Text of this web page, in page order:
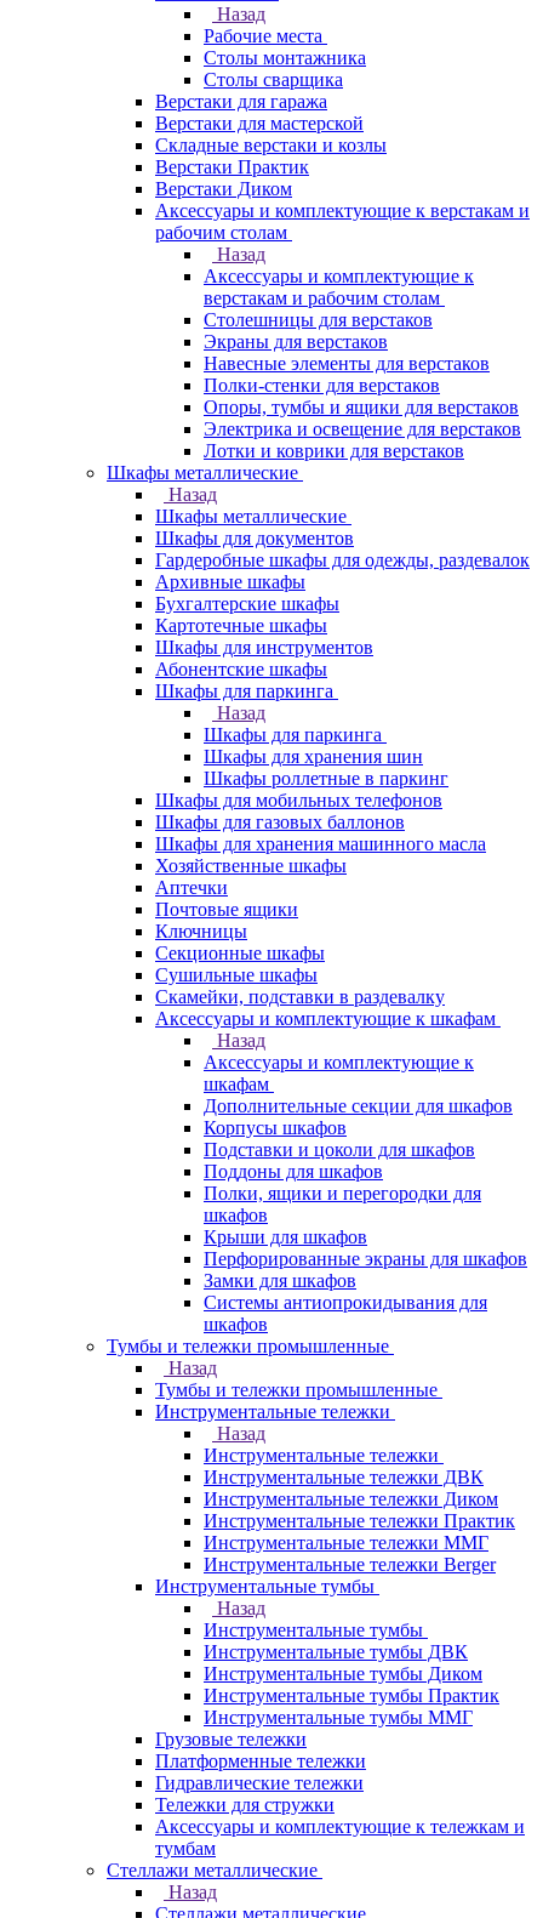
Назад
Рабочие места
Столы монтажника
Столы сварщика
Верстаки для гаража
Верстаки для мастерской
Складные верстаки и козлы
Верстаки Практик
Верстаки Диком
Аксессуары и комплектующие к верстакам и
рабочим столам
Назад
Аксессуары и комплектующие к
верстакам и рабочим столам
Столешницы для верстаков
Экраны для верстаков
Навесные элементы для верстаков
Полки-стенки для верстаков
Опоры, тумбы и ящики для верстаков
Электрика и освещение для верстаков
Лотки и коврики для верстаков
Шкафы металлические
Назад
Шкафы металлические
Шкафы для документов
Гардеробные шкафы для одежды, раздевалок
Архивные шкафы
Бухгалтерские шкафы
Картотечные шкафы
Шкафы для инструментов
Абонентские шкафы
Шкафы для паркинга
Назад
Шкафы для паркинга
Шкафы для хранения шин
Шкафы роллетные в паркинг
Шкафы для мобильных телефонов
Шкафы для газовых баллонов
Шкафы для хранения машинного масла
Хозяйственные шкафы
Аптечки
Почтовые ящики
Ключницы
Секционные шкафы
Сушильные шкафы
Скамейки, подставки в раздевалку
Аксессуары и комплектующие к шкафам
Назад
Аксессуары и комплектующие к
шкафам
Дополнительные секции для шкафов
Корпусы шкафов
Подставки и цоколи для шкафов
Поддоны для шкафов
Полки, ящики и перегородки для
шкафов
Крыши для шкафов
Перфорированные экраны для шкафов
Замки для шкафов
Системы антиопрокидывания для
шкафов
Тумбы и тележки промышленные
Назад
Тумбы и тележки промышленные
Инструментальные тележки
Назад
Инструментальные тележки
Инструментальные тележки ДВК
Инструментальные тележки Диком
Инструментальные тележки Практик
Инструментальные тележки ММГ
Инструментальные тележки Berger
Инструментальные тумбы
Назад
Инструментальные тумбы
Инструментальные тумбы ДВК
Инструментальные тумбы Диком
Инструментальные тумбы Практик
Инструментальные тумбы ММГ
Грузовые тележки
Платформенные тележки
Гидравлические тележки
Тележки для стружки
Аксесcуары и комплектующие к тележкам и
тумбам
Стеллажи металлические
Назад
Стеллажи металлические